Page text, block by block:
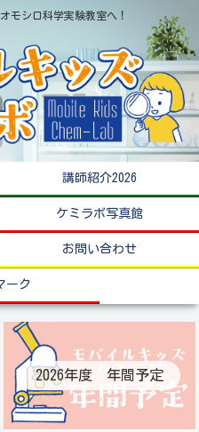
モシロ科学実験教室へ！
講師紹介2026
ケミラボ写真館
お問い合わせ
ーク
2026年度 年間予定